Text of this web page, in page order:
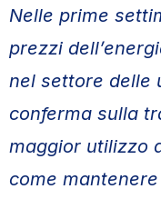
Nelle prime
prezzi
nel settore delle
conferma sulla
maggior utilizzo
come